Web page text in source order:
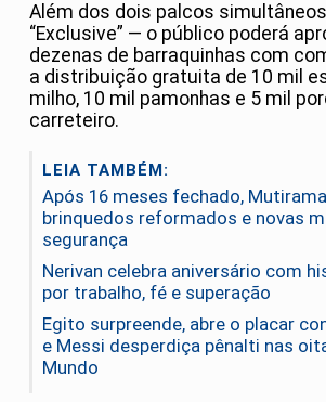
Além dos dois palcos simultâneos
“Exclusive” — o público poderá
dezenas de barraquinhas com
a distribuição gratuita de 10 mil
milho, 10 mil pamonhas e 5 mil
carreteiro.
LEIA TAMBÉM:
Após 16 meses fechado,
brinquedos reformados e novas
segurança
Nerivan celebra aniversário com
por trabalho, fé e superação
Egito surpreende, abre o placar
e Messi desperdiça pênalti nas
Mundo